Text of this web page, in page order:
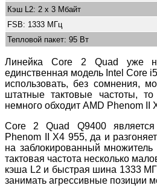
Кэш L2: 2 x 3 Мбайт
FSB: 1333 МГц
Тепловой пакет: 95 Вт
Линейка Core 2 Quad уже
единственная модель Intel Core
использовать, без сомнения,
штатные тактовые частоты,
немного обходит AMD Phenom II
Core 2 Quad Q9400 является
Phenom II X4 955, да и
на заблокированный
тактовая частота несколько
кэша L2 и быстрая шина 1333
занимать агрессивные позиции